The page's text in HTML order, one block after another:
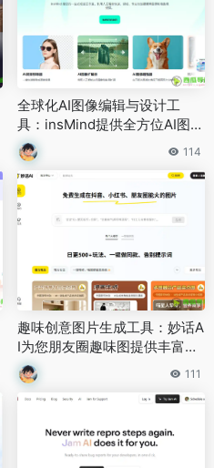
全球化AI图像编辑与设计工
具：insMind提供全方位AI图像
编辑能力
114
趣味创意图片生成工具：妙话A
I为您朋友圈趣味图提供丰富创
意素材
111